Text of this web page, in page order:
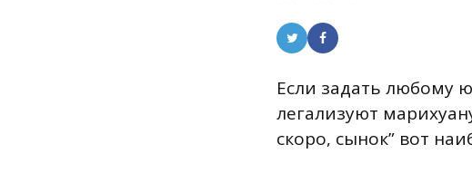
Если задать любому
легализуют
скоро, сынок” вот